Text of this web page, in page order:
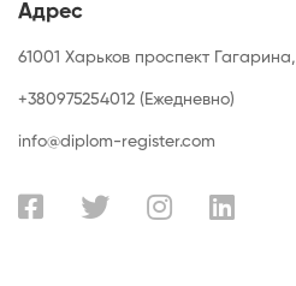
Адрес
61001 Харьков проспект
+380975254012 (Ежедневно)
info@diplom-register.com